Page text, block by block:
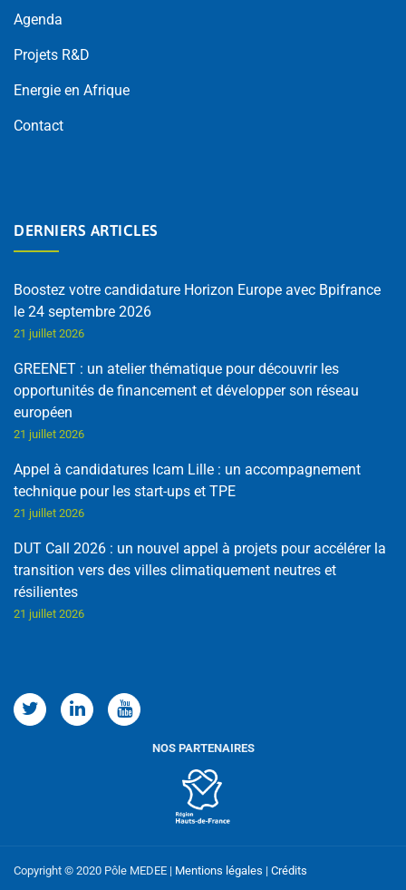
Agenda
Projets R&D
Energie en Afrique
Contact
DERNIERS ARTICLES
Boostez votre candidature Horizon Europe avec Bpifrance
le 24 septembre 2026
21 juillet 2026
GREENET : un atelier thématique pour découvrir les
opportunités de financement et développer son réseau
européen
21 juillet 2026
Appel à candidatures Icam Lille : un accompagnement
technique pour les start-ups et TPE
21 juillet 2026
DUT Call 2026 : un nouvel appel à projets pour accélérer la
transition vers des villes climatiquement neutres et
résilientes
21 juillet 2026
Copyright © 2020 Pôle MEDEE | Mentions légales | Crédits